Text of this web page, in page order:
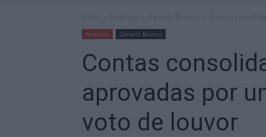
Notícias Castelo Branco
Contas
aprovadas por
voto de louvor